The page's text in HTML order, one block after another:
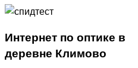
Интернет по оптике в
деревне Климово